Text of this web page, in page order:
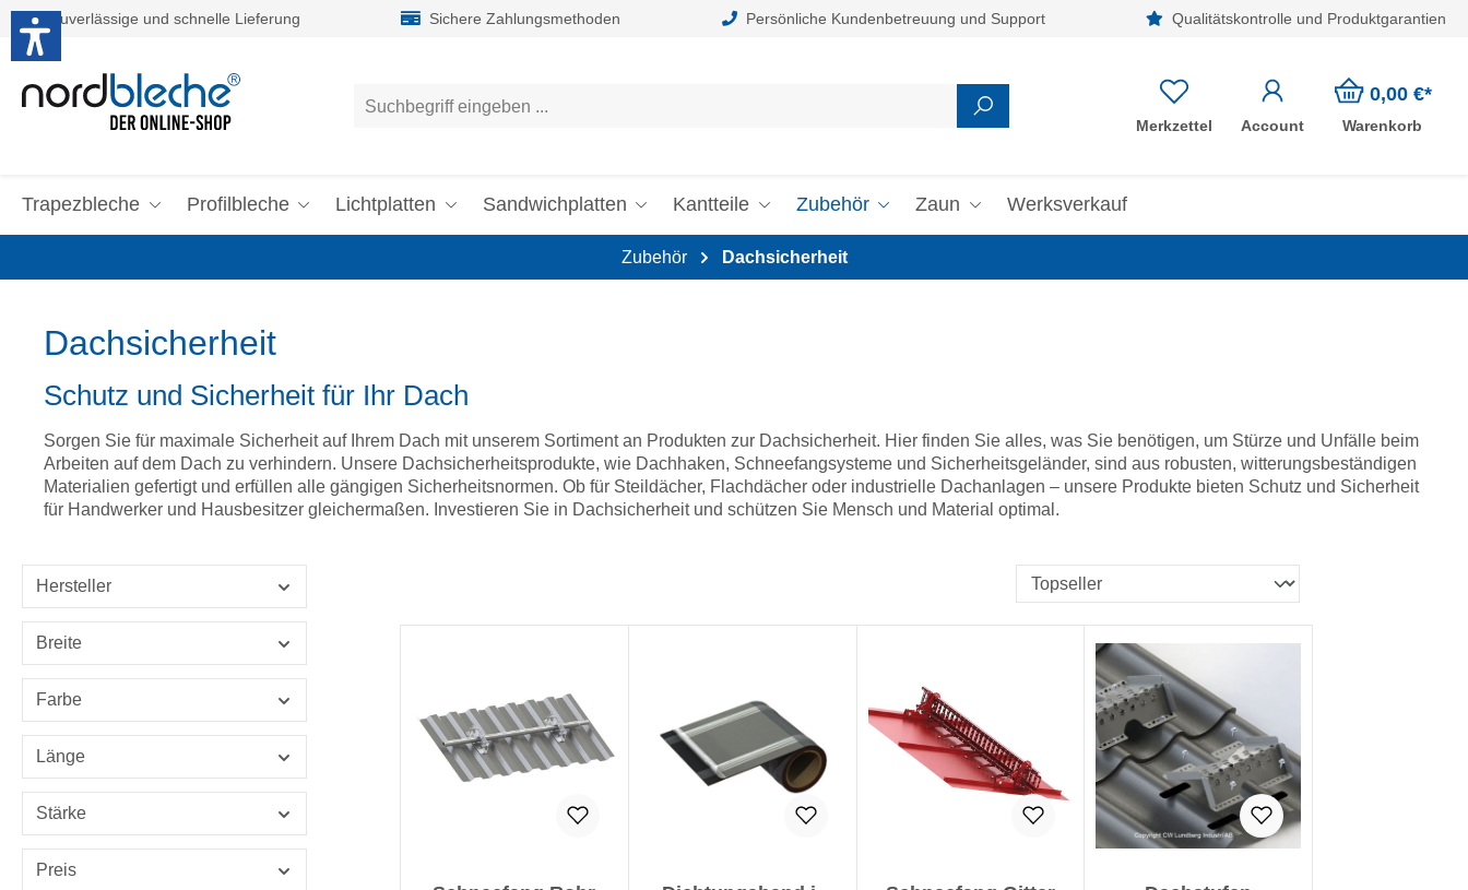
Hauptinhalt springen
Zur Suche springen
Zuverlässige und schnelle Lieferung Sichere Zahlungsmethoden Persönliche Kundenbetreuung und Support Qualitätskontrolle und Produktgarantien
Merkzettel Account
0,00 €*
Warenkorb
Trapezbleche Profilbleche Lichtplatten Sandwichplatten Kantteile Zubehör Zaun Werksverkauf
Zubehör Dachsicherheit
Dachsicherheit
Schutz und Sicherheit für Ihr Dach
Sorgen Sie für maximale Sicherheit auf Ihrem Dach mit unserem Sortiment an Produkten zur Dachsicherheit. Hier finden Sie alles, was Sie benötigen, um Stürze und Unfälle beim
Arbeiten auf dem Dach zu verhindern. Unsere Dachsicherheitsprodukte, wie Dachhaken, Schneefangsysteme und Sicherheitsgeländer, sind aus robusten, witterungsbeständigen
Materialien gefertigt und erfüllen alle gängigen Sicherheitsnormen. Ob für Steildächer, Flachdächer oder industrielle Dachanlagen – unsere Produkte bieten Schutz und Sicherheit
für Handwerker und Hausbesitzer gleichermaßen. Investieren Sie in Dachsicherheit und schützen Sie Mensch und Material optimal.
Hersteller
Breite
Farbe
Länge
Stärke
Preis